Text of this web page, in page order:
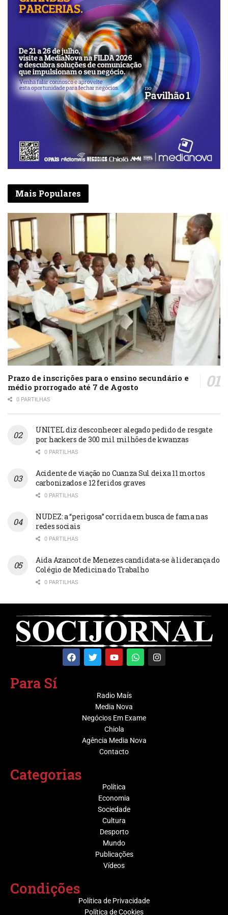
Luanda assegurou que vai redobrar as suas
acções investigativas e encurtará as rédeas
de quem enveredar por acções ilícitas e
criminosas.
Mais Populares
Prazo de inscrições para o ensino secundário e
médio prorrogado até 7 de Agosto
0 PARTILHAS
UNITEL diz desconhecer alegado pedido de resgate
por hackers de 300 mil milhões de kwanzas
0 PARTILHAS
Acidente de viação no Cuanza Sul deixa 11 mortos
carbonizados e 12 feridos graves
0 PARTILHAS
NUDEZ: a “perigosa” corrida em busca de fama nas
redes sociais
0 PARTILHAS
Aida Azancot de Menezes candidata-se à liderança do
Colégio de Medicina do Trabalho
0 PARTILHAS
Para Sí
Radio Maís
Media Nova
Negócios Em Exame
Chiola
Agência Media Nova
Contacto
Categorias
Política
Economia
Sociedade
Cultura
Desporto
Mundo
Publicações
Vídeos
Condições
Política de Privacidade
Política de Cookies